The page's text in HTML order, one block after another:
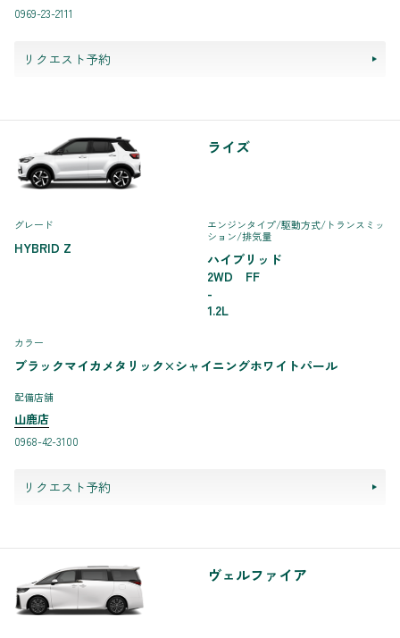
0969-23-2111
リクエスト予約
ライズ
グレード
HYBRID Z
エンジンタイプ/駆動方式/ トランスミッ
ション/排気量
ハイブリッド
2WD FF
-
1.2L
カラー
ブラックマイカメタリック×シャイニングホワイトパール
配備店舗
山鹿店
0968-42-3100
リクエスト予約
ヴェルファイア